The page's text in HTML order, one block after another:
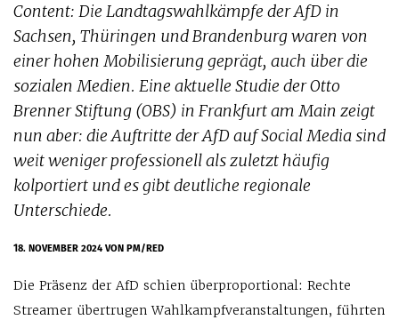
Content: Die Landtagswahlkämpfe der AfD in
Sachsen, Thüringen und Brandenburg waren von
einer hohen Mobilisierung geprägt, auch über die
sozialen Medien. Eine aktuelle Studie der Otto
Brenner Stiftung (OBS) in Frankfurt am Main zeigt
nun aber: die Auftritte der AfD auf Social Media sind
weit weniger professionell als zuletzt häufig
kolportiert und es gibt deutliche regionale
Unterschiede.
18. NOVEMBER 2024VON PM/RED
Die Präsenz der AfD schien überproportional: Rechte
Streamer übertrugen Wahlkampfveranstaltungen, führten